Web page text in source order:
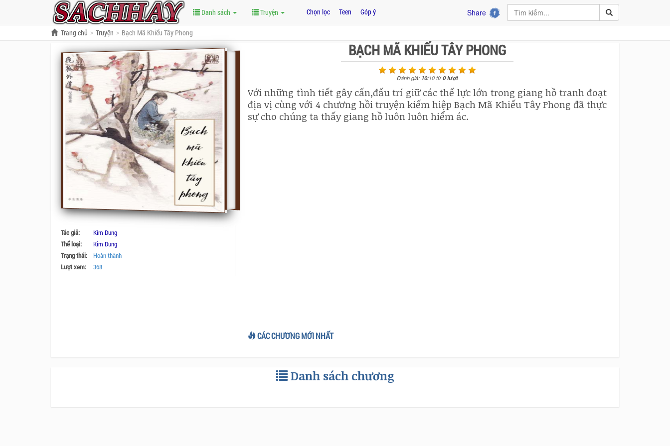
Danh sách Truyện Chọn lọc Teen Góp ý Share
Trang chủ Truyện Bạch Mã Khiếu Tây Phong
Tác giả:
Kim Dung
Thể loại:
Kim Dung
Trạng thái:
Hoàn thành
Lượt xem:
368
BẠCH MÃ KHIẾU TÂY PHONG
Đánh giá: 10/10từ0lượt
Với những tình tiết gây cấn,đấu trí giữ các thế lực lớn trong giang hồ tranh đoạt
địa vị cùng với 4 chương hồi truyện kiếm hiệp Bạch Mã Khiếu Tây Phong đã thực
sự cho chúng ta thấy giang hồ luôn luôn hiểm ác.
CÁC CHƯƠNG MỚI NHẤT
Danh sách chương